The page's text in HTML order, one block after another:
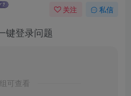
关注 私信
键登录问题
可查看